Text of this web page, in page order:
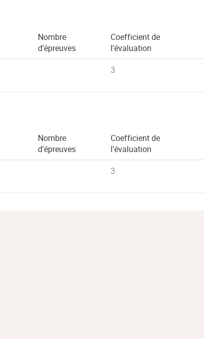
Nombre
d'épreuves
Coefficient de
l'évaluation
3
Nombre
d'épreuves
Coefficient de
l'évaluation
3